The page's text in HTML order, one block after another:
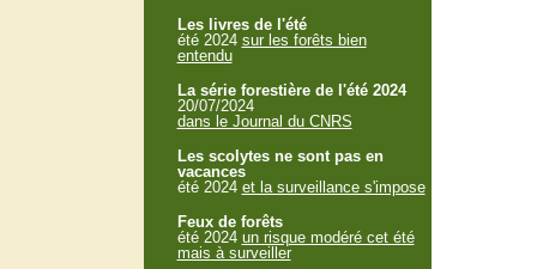
Les livres de l'été
été 2024 sur les forêts bien
entendu
La série forestière de l'été 2024
20/07/2024
dans le Journal du CNRS
Les scolytes ne sont pas en
vacances
été 2024 et la surveillance s'impose
Feux de forêts
été 2024 un risque modéré cet été
mais à surveiller